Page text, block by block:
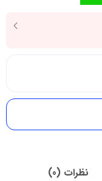
نظرات (0)